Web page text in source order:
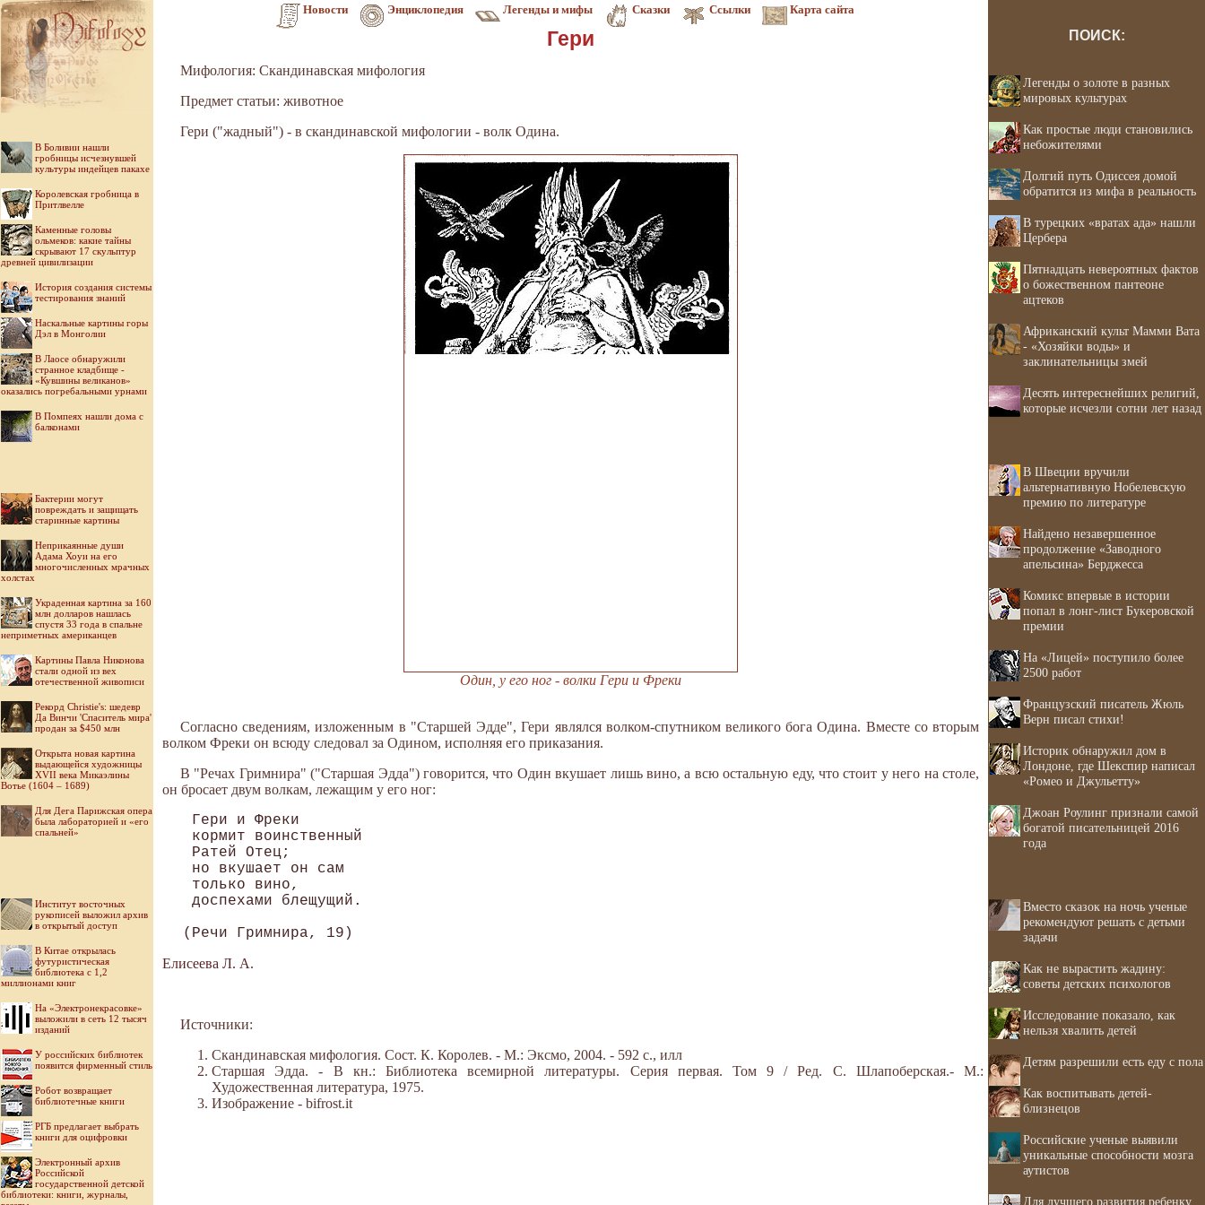
Новости Энциклопедия Легенды и мифы Сказки Ссылки Карта сайта
В Боливии нашли
гробницы исчезнувшей
культуры индейцев пакахе
Королевская гробница в
Притлвелле
Каменные головы
ольмеков: какие тайны
скрывают 17 скульптур
древней цивилизации
История создания системы
тестирования знаний
Наскальные картины горы
Дэл в Монголии
В Лаосе обнаружили
странное кладбище -
«Кувшины великанов»
оказались погребальными урнами
В Помпеях нашли дома с
балконами
Бактерии могут
повреждать и защищать
старинные картины
Неприкаянные души
Адама Хоуи на его
многочисленных мрачных
холстах
Украденная картина за 160
млн долларов нашлась
спустя 33 года в спальне
неприметных американцев
Картины Павла Никонова
стали одной из вех
отечественной живописи
Рекорд Christie's: шедевр
Да Винчи 'Спаситель мира'
продан за $450 млн
Открыта новая картина
выдающейся художницы
XVII века Микаэлины
Вотье (1604 – 1689)
Для Дега Парижская опера
была лабораторией и «его
спальней»
Институт восточных
рукописей выложил архив
в открытый доступ
В Китае открылась
футуристическая
библиотека с 1,2
миллионами книг
На «Электронекрасовке»
выложили в сеть 12 тысяч
изданий
У российских библиотек
появится фирменный стиль
Робот возвращает
библиотечные книги
РГБ предлагает выбрать
книги для оцифровки
Электронный архив
Российской
государственной детской
библиотеки: книги, журналы,
Гери
Мифология: Скандинавская мифология
Предмет статьи: животное
Гери ("жадный") - в скандинавской мифологии - волк Одина.
Один, у его ног - волки Гери и Фреки
Согласно сведениям, изложенным в "Старшей Эдде", Гери являлся волком-спутником великого бога Одина. Вместе со вторым
волком Фреки он всюду следовал за Одином, исполняя его приказания.
В "Речах Гримнира" ("Старшая Эдда") говорится, что Один вкушает лишь вино, а всю остальную еду, что стоит у него на столе,
он бросает двум волкам, лежащим у его ног:
Гери и Фреки
кормит воинственный
Ратей Отец;
но вкушает он сам
только вино,
доспехами блещущий.
Елисеева Л. А.
Источники:
Скандинавская мифология. Сост. К. Королев. - М.: Эксмо, 2004. - 592 с., илл
Старшая Эдда. - В кн.: Библиотека всемирной литературы. Серия первая. Том 9 / Ред. С. Шлапоберская.- М.:
Художественная литература, 1975.
Изображение - bifrost.it
ПОИСК:
Легенды о золоте в разных
мировых культурах
Как простые люди становились
небожителями
Долгий путь Одиссея домой
обратится из мифа в реальность
В турецких «вратах ада» нашли
Цербера
Пятнадцать невероятных фактов
о божественном пантеоне
ацтеков
Африканский культ Мамми Вата
- «Хозяйки воды» и
заклинательницы змей
Десять интереснейших религий,
которые исчезли сотни лет назад
В Швеции вручили
альтернативную Нобелевскую
премию по литературе
Найдено незавершенное
продолжение «Заводного
апельсина» Берджесса
Комикс впервые в истории
попал в лонг-лист Букеровской
премии
На «Лицей» поступило более
2500 работ
Французский писатель Жюль
Верн писал стихи!
Историк обнаружил дом в
Лондоне, где Шекспир написал
«Ромео и Джульетту»
Джоан Роулинг признали самой
богатой писательницей 2016
года
Вместо сказок на ночь ученые
рекомендуют решать с детьми
задачи
Как не вырастить жадину:
советы детских психологов
Исследование показало, как
нельзя хвалить детей
Детям разрешили есть еду с пола
Как воспитывать детей-
близнецов
Российские ученые выявили
уникальные способности мозга
аутистов
Для лучшего развития ребенку